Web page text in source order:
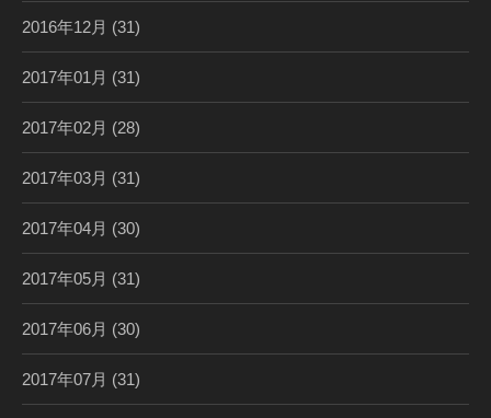
2016年12月 (31)
2017年01月 (31)
2017年02月 (28)
2017年03月 (31)
2017年04月 (30)
2017年05月 (31)
2017年06月 (30)
2017年07月 (31)